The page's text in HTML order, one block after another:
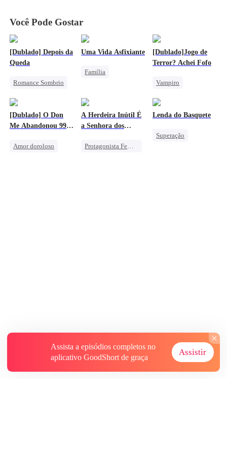
Você Pode Gostar
[Dublado] Depois da
Queda
Romance Sombrio
Perseguindo o Amor
Uma Vida Asfixiante
Família
Traição
Lamento
[Dublado]Jogo de
Terror? Achei Fofo
Vampiro
Amor Mútuo
[Dublado] O Don
Me Abandonou 99
Amor doroloso
A Herdeira Inútil É
a Senhora dos
Protagonista Feminina Forte
Lenda do Basquete
Superação
Assista a episódios completos no
aplicativo GoodShort de graça
Assistir